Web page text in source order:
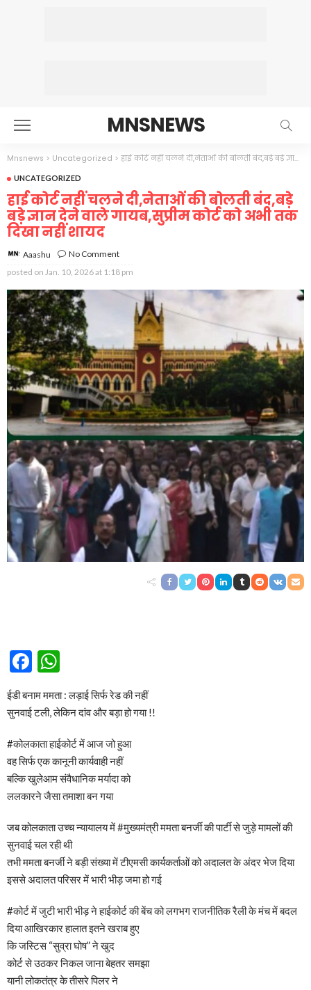
MNSNEWS
Mnsnews > Uncategorized > हाई कोर्ट नहीं चलने दी,नेताओं की बोलती बंद,बड़े बड़े ज्ञान देने वाले गायब,सुप्रीम कोर्ट को अभी तक दिखा नहीं शायद
UNCATEGORIZED
हाई कोर्ट नहीं चलने दी,नेताओं की बोलती बंद,बड़े
बड़े ज्ञान देने वाले गायब,सुप्रीम कोर्ट को अभी तक
दिखा नहीं शायद
Aaashu
No Comment
posted on Jan. 10, 2026 at 1:18 pm
Facebook
ईडी बनाम ममता : लड़ाई सिर्फ रेड की नहीं
सुनवाई टली, लेकिन दांव और बड़ा हो गया !!
#कोलकाता हाईकोर्ट में आज जो हुआ
वह सिर्फ एक कानूनी कार्यवाही नहीं
बल्कि खुलेआम संवैधानिक मर्यादा को
ललकारने जैसा तमाशा बन गया
जब कोलकाता उच्च न्यायालय में #मुख्यमंत्री ममता बनर्जी की पार्टी से जुड़े मामलों की
सुनवाई चल रही थी
तभी ममता बनर्जी ने बड़ी संख्या में टीएमसी कार्यकर्ताओं को अदालत के अंदर भेज दिया
इससे अदालत परिसर में भारी भीड़ जमा हो गई
#कोर्ट में जुटी भारी भीड़ ने हाईकोर्ट की बेंच को लगभग राजनीतिक रैली के मंच में बदल
दिया आखिरकार हालात इतने खराब हुए
कि जस्टिस “सुव्रा घोष” ने खुद
कोर्ट से उठकर निकल जाना बेहतर समझा
यानी लोकतंत्र के तीसरे पिलर ने